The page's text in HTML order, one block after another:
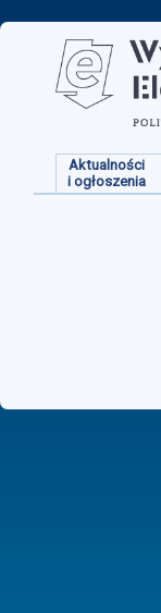
Aktualności
i ogłoszenia